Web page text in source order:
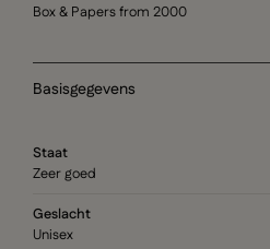
Box & Papers from 2000
Basisgegevens
Staat
Zeer goed
Geslacht
Unisex